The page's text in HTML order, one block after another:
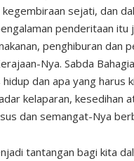
sejati, dan
penderitaan
penghiburan
Nya. Sabda
dan apa yang harus
kelaparan, kesedihan
dan semangat-Nya
tantangan bagi kita